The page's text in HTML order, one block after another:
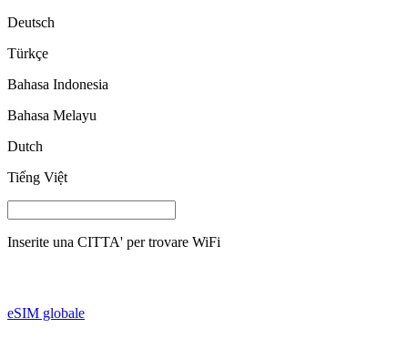
Deutsch
Türkçe
Bahasa Indonesia
Bahasa Melayu
Dutch
Tiếng Việt
Inserite una CITTA' per trovare WiFi
eSIM globale